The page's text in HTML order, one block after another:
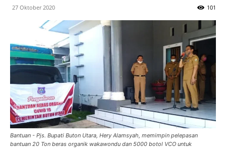
27 Oktober 2020 101
Bantuan - Pjs. Bupati Buton Utara, Hery Alamsyah, memimpin pelepasan
bantuan 20 Ton beras organik wakawondu dan 5000 botol VCO untuk